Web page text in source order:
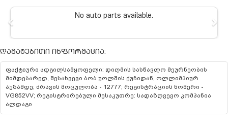
No auto parts available.
Previous
დამატებითი ინფორმაცია:
ფაქტიური ადგილსამყოფელი: დიღმის სასწავლო მეურნეობის
მიმდებარედ, შესახვევი ბობ უოლშის ქუჩიდან, ოლლიმპიურ
აუზამდე; ძრავის მოცულობა - 12777; რეგისტრაციის ნომერი -
VG852VV; რეგისტრირებული მესაკუთრე: სადაზღვევო კომპანია
ალდაგი